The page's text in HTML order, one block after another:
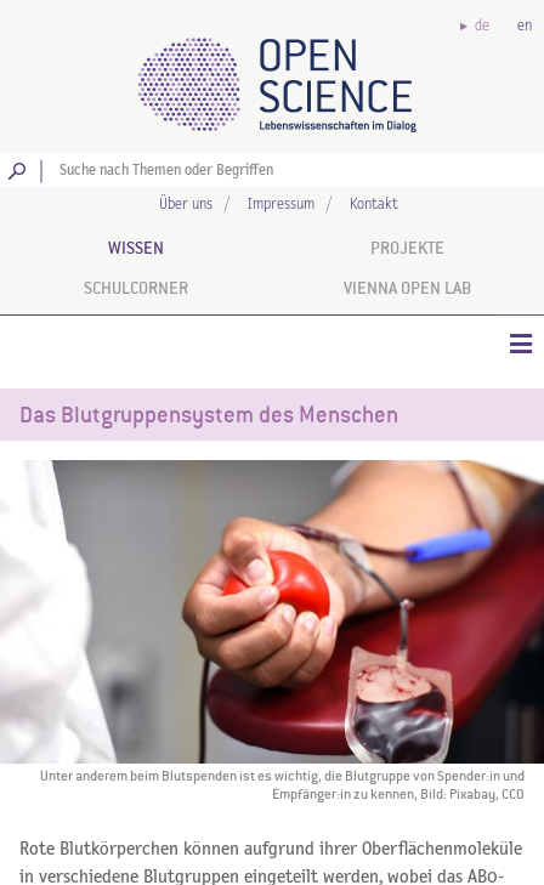
de en
Über uns Impressum Kontakt
WISSEN PROJEKTE
SCHULCORNER VIENNA OPEN LAB
Das Blutgruppensystem des Menschen
Unter anderem beim Blutspenden ist es wichtig, die Blutgruppe von Spender:in und
Empfänger:in zu kennen, Bild: Pixabay, CCO
Rote Blutkörperchen können aufgrund ihrer Oberflächenmoleküle
in verschiedene Blutgruppen eingeteilt werden, wobei das AB0-